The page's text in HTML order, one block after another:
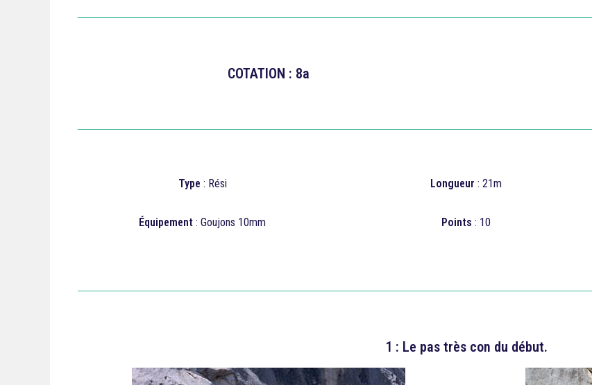
COTATION : 8a
Type : Rési Longueur : 21m
Équipement : Goujons 10mm Points : 10
1 : Le pas très con du début.